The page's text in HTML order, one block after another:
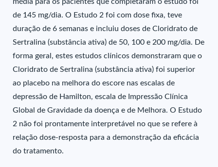
de 145 mg/dia. O Estudo 2 foi com dose fixa, teve
duração de 6 semanas e incluiu doses de Cloridrato de
Sertralina (substância ativa) de 50, 100 e 200 mg/dia. De
forma geral, estes estudos clínicos demonstraram que o
Cloridrato de Sertralina (substância ativa) foi superior
ao placebo na melhora do escore nas escalas de
depressão de Hamilton, escala de Impressão Clínica
Global de Gravidade da doença e de Melhora. O Estudo
2 não foi prontamente interpretável no que se refere à
relação dose-resposta para a demonstração da eficácia
do tratamento.